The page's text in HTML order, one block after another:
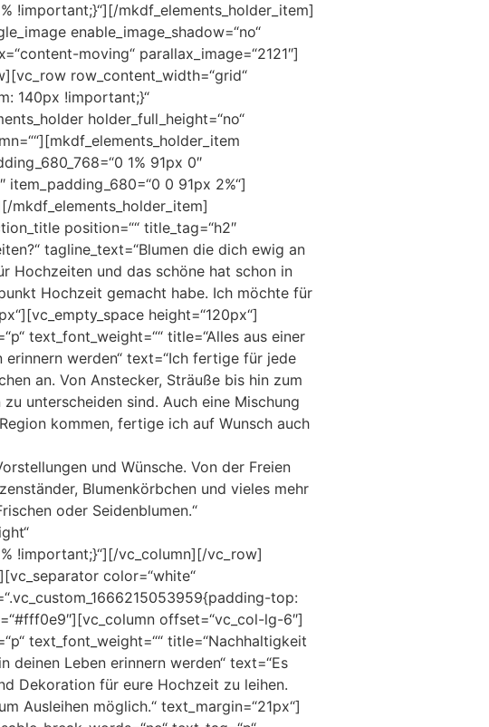
!important;}“][/mkdf_elements_holder_item]
enable_image_shadow=“no“
moving“ parallax_image=“2121″]
row_content_width=“grid“
140px !important;}“
holder_full_height=“no“
1% 91px 0″
item_padding_680=“0 0 91px 2%“]
mkdf_elements_holder_item]
position=““ title_tag=“h2″
tagline_text=“Blumen die dich ewig an
Hochzeiten und das schöne hat schon in
Hochzeit gemacht habe. Ich möchte für
height=“120px“]
text_font_weight=““ title=“Alles aus einer
erinnern werden“ text=“Ich fertige für jede
an. Von Anstecker, Sträuße bis hin zum
unterscheiden sind. Auch eine Mischung
kommen, fertige ich auf Wunsch auch
und Wünsche. Von der Freien
Blumenkörbchen und vieles mehr
oder Seidenblumen.“
!important;}“][/vc_column][/vc_row]
color=“white“
top:
offset=“vc_col-lg-6″]
text_font_weight=““ title=“Nachhaltigkeit
deinen Leben erinnern werden“ text=“Es
Dekoration für eure Hochzeit zu leihen.
Ausleihen möglich.“ text_margin=“21px“]